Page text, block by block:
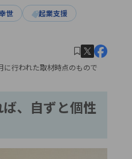
世
起業支援
行われた取材時点のもので
、自ずと個性